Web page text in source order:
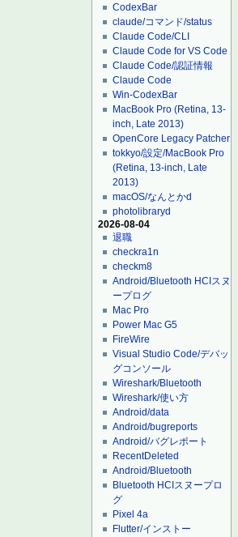
CodexBar
claude/コマンド/status
Claude Code/CLI
Claude Code for VS Code
Claude Code/認証情報
Claude Code
Win-CodexBar
MacBook Pro (Retina, 13-
inch, Late 2013)
OpenCore Legacy Patcher
tokkyo/設定/MacBook Pro
(Retina, 13-inch, Late
2013)
macOS/なんとかd
photolibraryd
2026-08-04
退職
checkra1n
checkm8
Android/Bluetooth HCIスヌ
ープログ
Mac Pro
Power Mac G5
FireWire
Visual Studio Code/デバッ
グコンソール
Wireshark/Bluetooth
Wireshark/使い方
Android/data
Android/bugreports
Android/バグレポート
RecentDeleted
Android/Bluetooth
Bluetooth HCIスヌープロ
グ
Pixel 4a
Flutter/インストー